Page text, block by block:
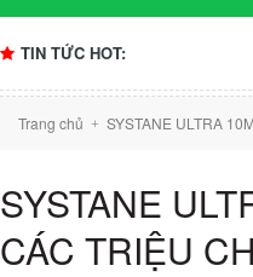
TIN TỨC HOT: Tất
Trang chủ + SYSTANE ULTRA
SYSTANE
CÁC TRIỆU